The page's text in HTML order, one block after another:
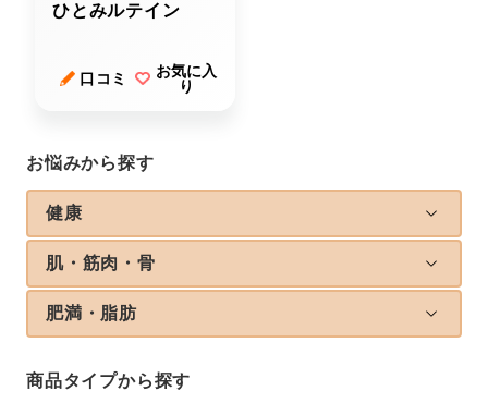
お悩みから探す
健康
肌・筋肉・骨
肥満・脂肪
商品タイプから探す
ひとみルテイン
口コミ
お気に入
り